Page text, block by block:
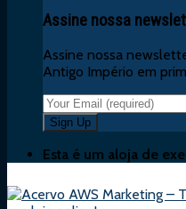
Assine nossa
Assine nossa
Antigo Império em
Esta é um aloja de